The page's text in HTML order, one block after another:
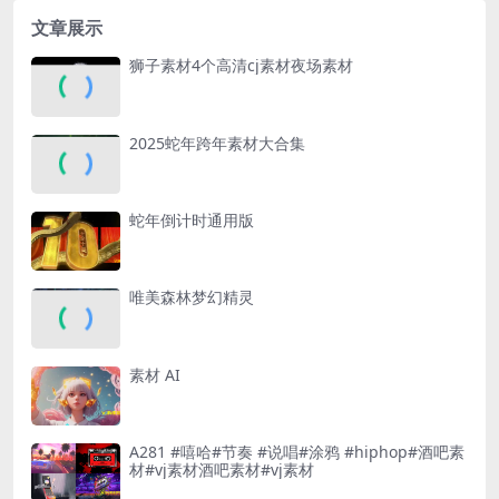
文章展示
狮子素材4个高清cj素材夜场素材
2025蛇年跨年素材大合集
蛇年倒计时通用版
唯美森林梦幻精灵
素材 AI
A281 #嘻哈#节奏 #说唱#涂鸦 #hiphop#酒吧素
材#vj素材酒吧素材#vj素材